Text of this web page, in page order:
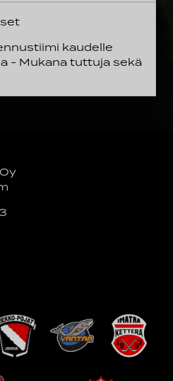
kaudelle
- Mukana tuttuja sekä